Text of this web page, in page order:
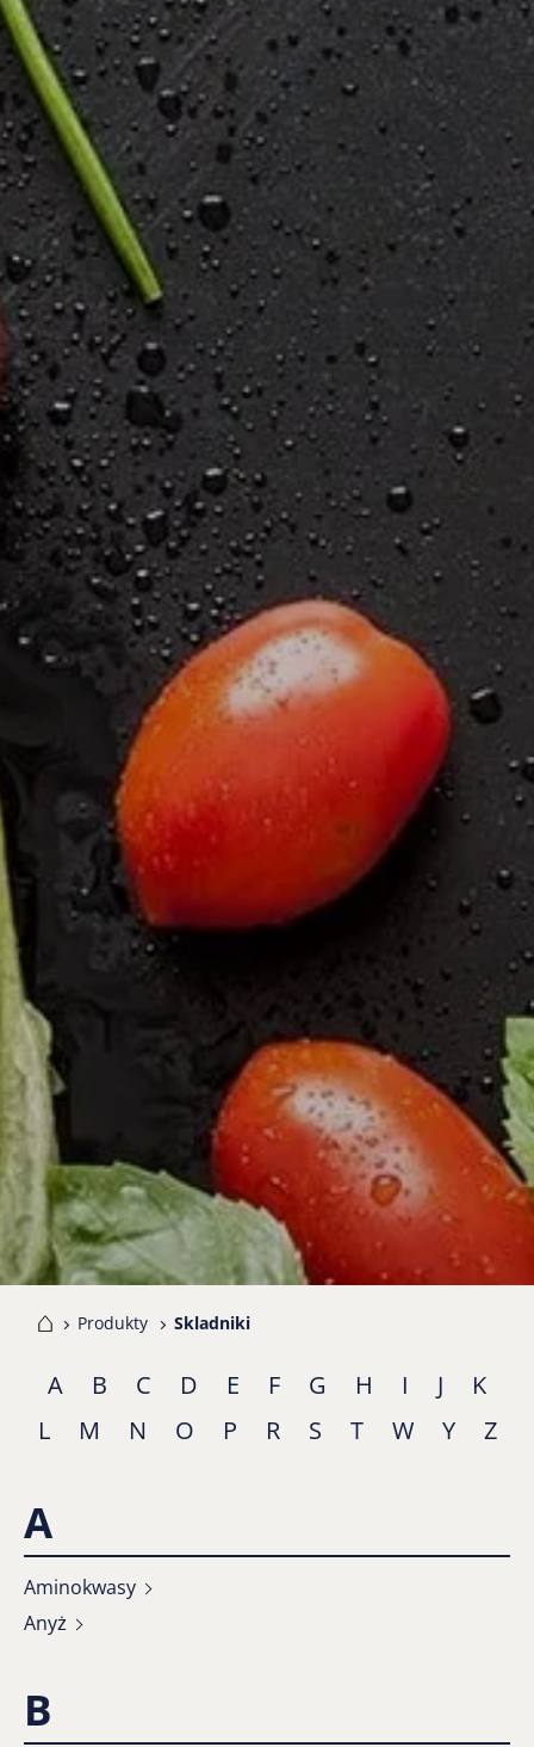
Produkty Skladniki
A B C D E F G H I J
K
L
M N O P R S T W Y Z
A
Aminokwasy
Anyż
B